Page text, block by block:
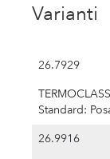
Varianti
26.7929
Standard:
26.9916